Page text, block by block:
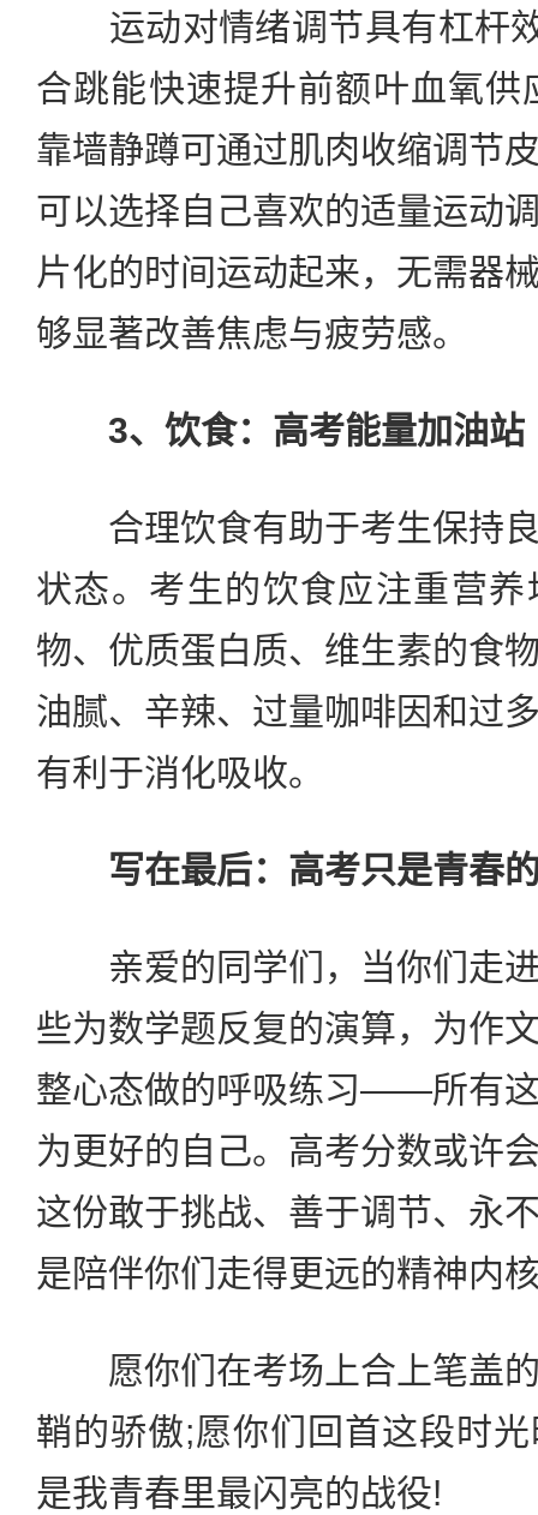
运动对情绪调节具有杠杆
合跳能快速提升前额叶血氧
靠墙静蹲可通过肌肉收缩调节
可以选择自己喜欢的适量运动
片化的时间运动起来，无需器
够显著改善焦虑与疲劳感。
3、饮食：高考能量加油站
合理饮食有助于考生保持良
状态。考生的饮食应注重营
物、优质蛋白质、维生素的食
油腻、辛辣、过量咖啡因和过
有利于消化吸收。
写在最后：高考只是青春
亲爱的同学们，当你们走进
些为数学题反复的演算，为作
整心态做的呼吸练习——所有
为更好的自己。高考分数或许
这份敢于挑战、善于调节、永
是陪伴你们走得更远的精神内
愿你们在考场上合上笔盖的
鞘的骄傲;愿你们回首这段时
是我青春里最闪亮的战役!